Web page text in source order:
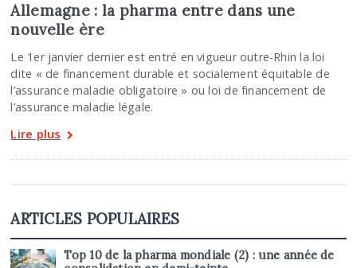
Allemagne : la pharma entre dans une
nouvelle ère
Le 1er janvier dernier est entré en vigueur outre-Rhin la loi
dite « de financement durable et socialement équitable de
l’assurance maladie obligatoire » ou loi de financement de
l’assurance maladie légale.
Lire plus
ARTICLES POPULAIRES
Top 10 de la pharma mondiale (2) : une année de